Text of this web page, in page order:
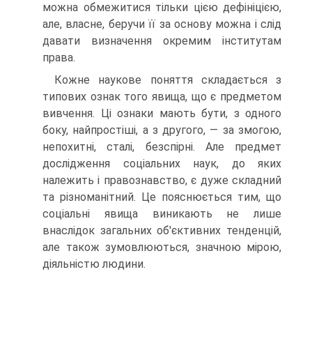
можна обмежитися тільки цією дефініцією,
але, власне, беручи її за основу можна і слід
давати визначення окремим інститутам
права.
Кожне наукове поняття складається з
типових ознак того явища, що є предметом
вивчення. Ці ознаки мають бути, з одного
боку, найпростіші, а з другого, — за змогою,
непохитні, сталі, безспірні. Але предмет
дослідження соціальних наук, до яких
належить і правознавство, є дуже складний
та різноманітний. Це пояснюється тим, що
соціальні явища виникають не лише
внаслідок загальних об'єктивних тенденцій,
але також зумовлюються, значною мірою,
діяльністю людини.